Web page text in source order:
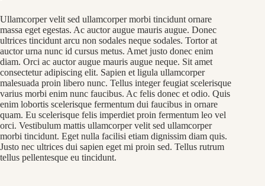
Ullamcorper velit sed ullamcorper morbi tincidunt ornare
massa eget egestas. Ac auctor augue mauris augue. Donec
ultrices tincidunt arcu non sodales neque sodales. Tortor at
auctor urna nunc id cursus metus. Amet justo donec enim
diam. Orci ac auctor augue mauris augue neque. Sit amet
consectetur adipiscing elit. Sapien et ligula ullamcorper
malesuada proin libero nunc. Tellus integer feugiat scelerisque
varius morbi enim nunc faucibus. Ac felis donec et odio. Quis
enim lobortis scelerisque fermentum dui faucibus in ornare
quam. Eu scelerisque felis imperdiet proin fermentum leo vel
orci. Vestibulum mattis ullamcorper velit sed ullamcorper
morbi tincidunt. Eget nulla facilisi etiam dignissim diam quis.
Justo nec ultrices dui sapien eget mi proin sed. Tellus rutrum
tellus pellentesque eu tincidunt.